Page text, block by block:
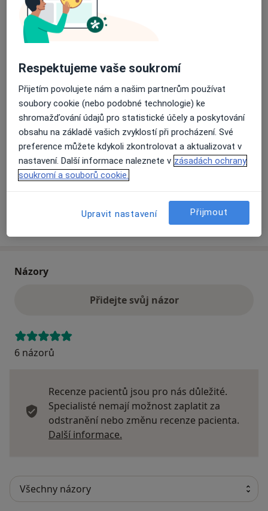
Praktický zubní lékař
Sušilova 1337,
Přiblížit mapu
Dostupnost
Na této adrese online kalendář není aktivní
Co mám v takové situaci udělat?
Způsoby platby (soukromé návštěvy)
Na teto adrese lékař přijímá pacienty na pojišťovnu
Víceo adrese
Názory
Přidejte svůj názor
6 názorů
Recenze pacientů jsou pro nás důležité.
Specialisté nemají možnost zaplatit za
odstranění nebo změnu recenze pacienta.
Další informace.
Respektujeme vaše soukromí
Přijetím povolujete nám a našim partnerům používat
soubory cookie (nebo podobné technologie) ke
shromažďování údajů pro statistické účely a poskytování
obsahu na základě vašich zvyklostí při procházení. Své
preference můžete kdykoli zkontrolovat a aktualizovat v
nastavení. Další informace naleznete v zásadách ochrany
soukromí a souborů cookie.
Upravit nastavení Přijmout